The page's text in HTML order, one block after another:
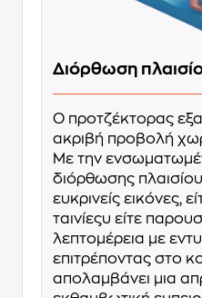
Διόρθωση
Ο προτζέκτορας
ακριβή προβολή
Με την
διόρθωσης
ευκρινείς εικόνες,
ταινίεςυ είτε
λεπτομέρεια με
επιτρέποντας στο
απολαμβάνει μια